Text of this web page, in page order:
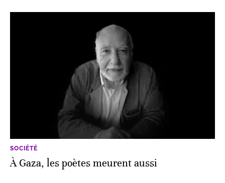
SOCIÉTÉ
À Gaza, les poètes meurent aussi